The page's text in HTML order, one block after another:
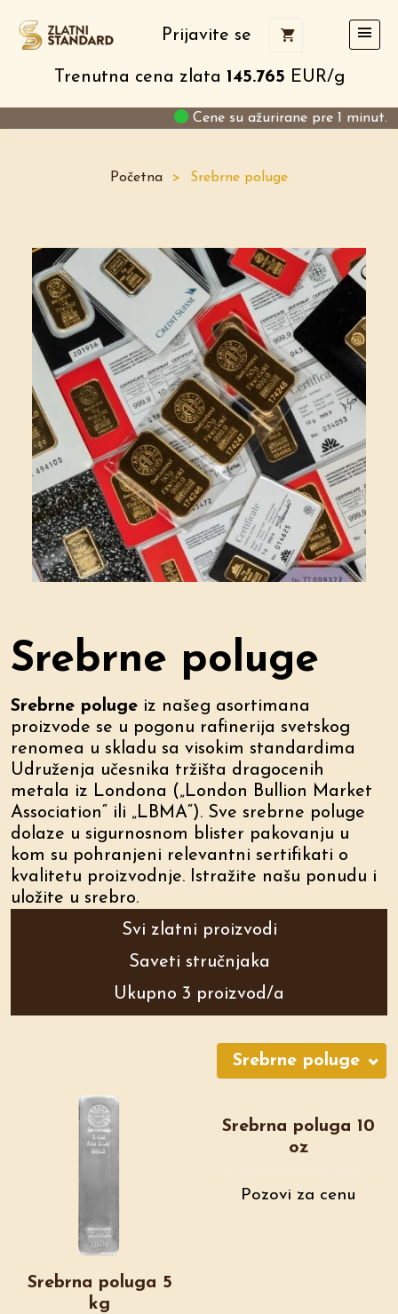
Prijavite se
Trenutna cena zlata 145.765 EUR/g
Cene su ažurirane pre 1 minut.
Početna > Srebrne poluge
Srebrne poluge
Srebrne poluge iz našeg asortimana
proizvode se u pogonu rafinerija svetskog
renomea u skladu sa visokim standardima
Udruženja učesnika tržišta dragocenih
metala iz Londona („London Bullion Market
Association“ ili „LBMA“). Sve srebrne poluge
dolaze u sigurnosnom blister pakovanju u
kom su pohranjeni relevantni sertifikati o
kvalitetu proizvodnje. Istražite našu ponudu i
uložite u srebro.
Svi zlatni proizvodi
Saveti stručnjaka
Ukupno 3 proizvod/a
Srebrne poluge
Srebrna poluga 5
kg
Srebrna poluga 10
oz
Pozovi za cenu